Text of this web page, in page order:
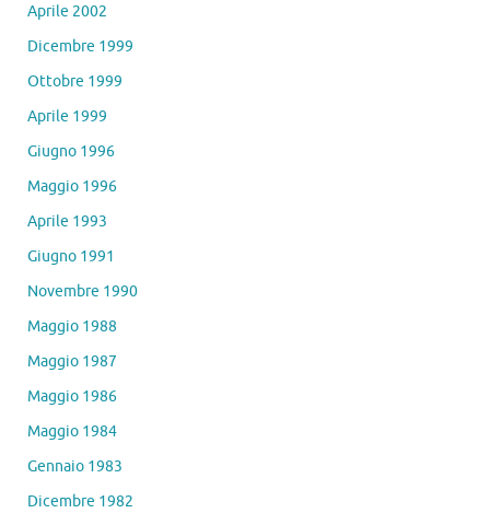
Aprile 2002
Dicembre 1999
Ottobre 1999
Aprile 1999
Giugno 1996
Maggio 1996
Aprile 1993
Giugno 1991
Novembre 1990
Maggio 1988
Maggio 1987
Maggio 1986
Maggio 1984
Gennaio 1983
Dicembre 1982